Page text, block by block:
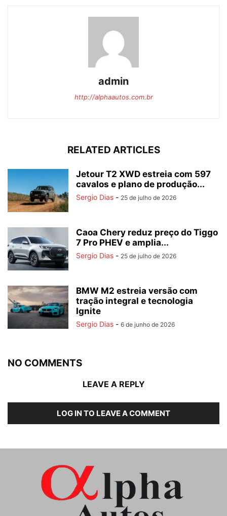
admin
http://alphaautos.com.br
RELATED ARTICLES
Jetour T2 XWD estreia com 597
cavalos e plano de produção...
Sergio Dias - 25 de julho de 2026
Caoa Chery reduz preço do Tiggo
7 Pro PHEV e amplia...
Sergio Dias - 25 de julho de 2026
BMW M2 estreia versão com
tração integral e tecnologia
Ignite
Sergio Dias - 6 de junho de 2026
NO COMMENTS
LEAVE A REPLY
LOG IN TO LEAVE A COMMENT